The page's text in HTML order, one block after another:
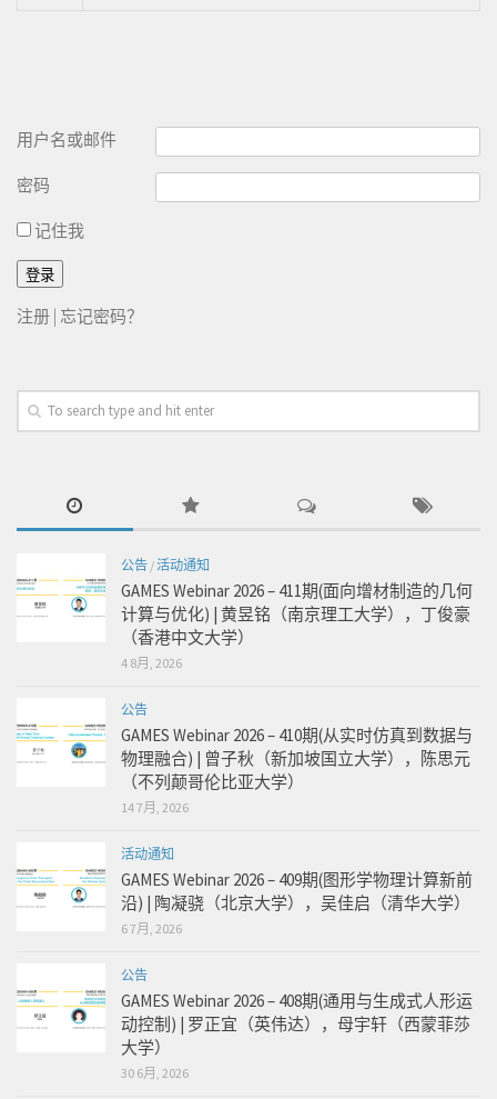
用户名或邮件
密码
记住我
注册 | 忘记密码？
公告 /活动通知
GAMES Webinar 2026 – 411期(面向增材制造的几何
计算与优化) | 黄昱铭（南京理工大学），丁俊豪
（香港中文大学）
4 8月, 2026
公告
GAMES Webinar 2026 – 410期(从实时仿真到数据与
物理融合) | 曾子秋（新加坡国立大学），陈思元
（不列颠哥伦比亚大学）
14 7月, 2026
活动通知
GAMES Webinar 2026 – 409期(图形学物理计算新前
沿) | 陶凝骁（北京大学），吴佳启（清华大学）
6 7月, 2026
公告
GAMES Webinar 2026 – 408期(通用与生成式人形运
动控制) | 罗正宜（英伟达），母宇轩（西蒙菲莎
大学）
30 6月, 2026